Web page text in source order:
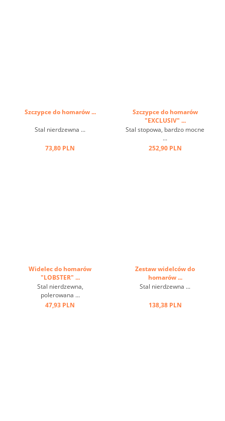
Szczypce do homarów ...
Stal nierdzewna ...
73,80 PLN
Szczypce do homarów
"EXCLUSIV" ...
Stal stopowa, bardzo mocne
...
252,90 PLN
Widelec do homarów
"LOBSTER" ...
Stal nierdzewna,
polerowana ...
47,93 PLN
Zestaw widelców do
homarów ...
Stal nierdzewna ...
138,38 PLN